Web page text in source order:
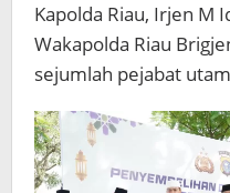
Kapolda Riau, Irjen M
Wakapolda Riau
sejumlah pejabat